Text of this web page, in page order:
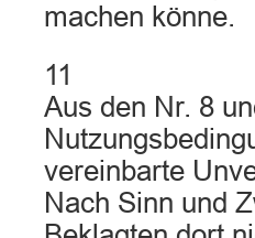
machen könne.
11
Aus den Nr. 8
vereinbarte
Nach Sinn und